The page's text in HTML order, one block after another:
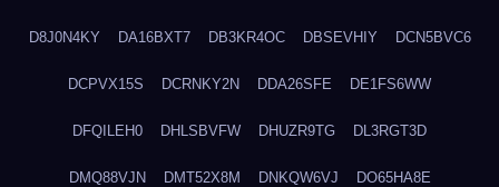
D8J0N4KY DA16BXT7 DB3KR4OC DBSEVHIY DCN5BVC6
DCPVX15S DCRNKY2N DDA26SFE DE1FS6WW
DFQILEH0 DHLSBVFW DHUZR9TG DL3RGT3D
DMQ88VJN DMT52X8M DNKQW6VJ DO65HA8E